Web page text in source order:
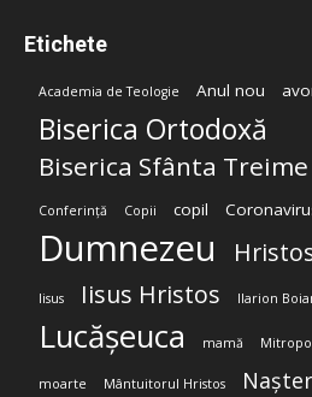
Etichete
Academia de Teologie Anul nou
Biserica Ortodoxă
Biserica Sfânta Treime
Conferință Copii copil
Dumnezeu
Iisus Iisus Hristos Ilarion
Lucășeuca mamă
moarte Mântuitorul Hristos